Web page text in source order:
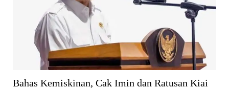
Bahas Kemiskinan, Cak Imin dan Ratusan Kiai